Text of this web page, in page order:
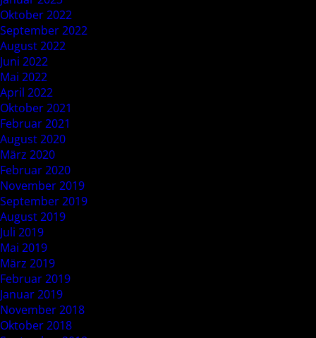
Oktober 2022
September 2022
August 2022
Juni 2022
Mai 2022
April 2022
Oktober 2021
Februar 2021
August 2020
März 2020
Februar 2020
November 2019
September 2019
August 2019
Juli 2019
Mai 2019
März 2019
Februar 2019
Januar 2019
November 2018
Oktober 2018